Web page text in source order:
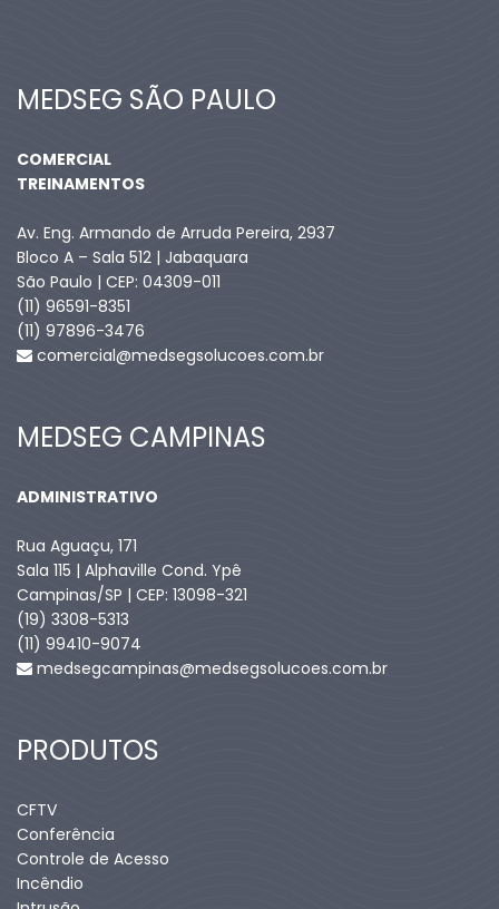
MEDSEG SÃO PAULO
COMERCIAL
TREINAMENTOS
Av. Eng. Armando de Arruda Pereira, 2937
Bloco A – Sala 512 | Jabaquara
São Paulo | CEP: 04309-011
(11) 96591-8351
(11) 97896-3476
comercial@medsegsolucoes.com.br
MEDSEG CAMPINAS
ADMINISTRATIVO
Rua Aguaçu, 171
Sala 115 | Alphaville Cond. Ypê
Campinas/SP | CEP: 13098-321
(19) 3308-5313
(11) 99410-9074​
medsegcampinas@medsegsolucoes.com.br
PRODUTOS
CFTV
Conferência
Controle de Acesso
Incêndio